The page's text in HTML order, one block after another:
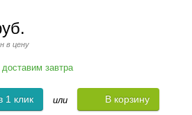
в цену
завтра
1 клик или В корзину